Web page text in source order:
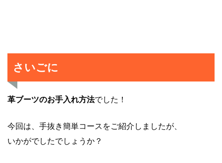
さいごに
革ブーツのお手入れ方法でした！
今回は、手抜き簡単コースをご紹介しましたが、
いかがでしたでしょうか？